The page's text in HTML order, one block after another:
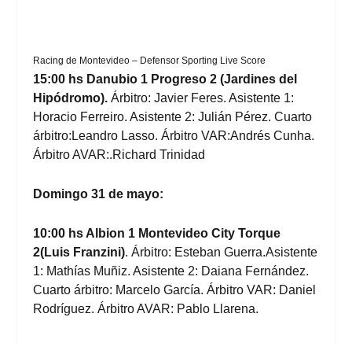
Racing de Montevideo – Defensor Sporting Live Score
15:00 hs Danubio 1 Progreso 2 (Jardines del
Hipódromo). Árbitro: Javier Feres. Asistente 1:
Horacio Ferreiro. Asistente 2: Julián Pérez. Cuarto
árbitro:Leandro Lasso. Árbitro VAR:Andrés Cunha.
Árbitro AVAR:.Richard Trinidad
Domingo 31 de mayo:
10:00 hs Albion 1 Montevideo City Torque
2(Luis Franzini). Árbitro: Esteban Guerra.Asistente
1: Mathías Muñiz. Asistente 2: Daiana Fernández.
Cuarto árbitro: Marcelo García. Árbitro VAR: Daniel
Rodríguez. Árbitro AVAR: Pablo Llarena.